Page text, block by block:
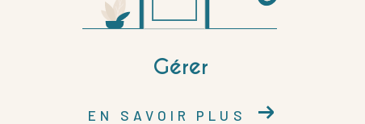
Gérer
EN SAVOIR PLUS